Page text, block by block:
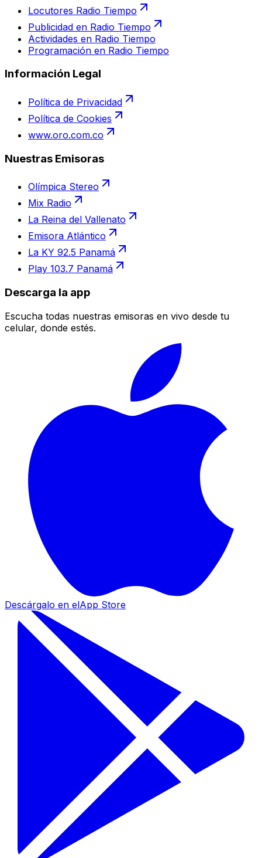
Locutores Radio Tiempo
Publicidad en Radio Tiempo
Actividades en Radio Tiempo
Programación en Radio Tiempo
Información Legal
Política de Privacidad
Política de Cookies
www.oro.com.co
Nuestras Emisoras
Olímpica Stereo
Mix Radio
La Reina del Vallenato
Emisora Atlántico
La KY 92.5 Panamá
Play 103.7 Panamá
Descarga la app
Escucha todas nuestras emisoras en vivo desde tu
celular, donde estés.
Descárgalo en elApp Store